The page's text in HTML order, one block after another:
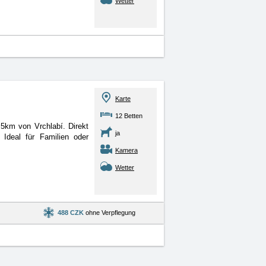
von Vrchlabí. Direkt
Ideal für Familien oder
Karte
12 Betten
ja
Kamera
Wetter
488 CZKohne Verpflegung